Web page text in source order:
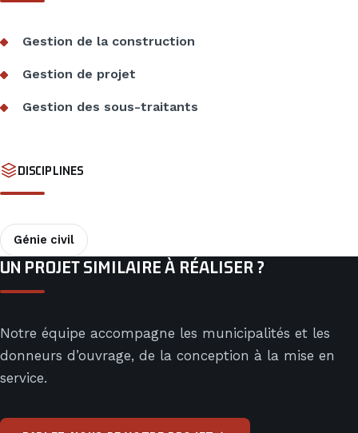
Gestion de la construction
Gestion de projet
Gestion des sous-traitants
DISCIPLINES
Génie civil
UN PROJET SIMILAIRE À RÉALISER ?
Notre équipe accompagne les municipalités et les
donneurs d’ouvrage, de la conception à la mise en
service.